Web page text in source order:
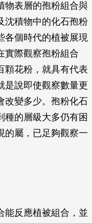
物表層的孢粉組合與
沈積物中的化石孢粉
各個時代的植被展現
實際觀察孢粉組合
顆花粉，就具有代表
是說即使觀察數量更
改變多少。孢粉化石
種的層級大多仍有困
的屬，已足夠觀察一
能反應植被組合，並